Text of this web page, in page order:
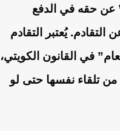
عن حقه في الدفع
التقادم. يُعتبر التقادم
في القانون الكويتي،
تلقاء نفسها حتى لو